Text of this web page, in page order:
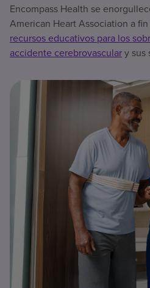
Encompass Health se
American Heart Association a
recursos educativos para los
accidente cerebrovasculary sus